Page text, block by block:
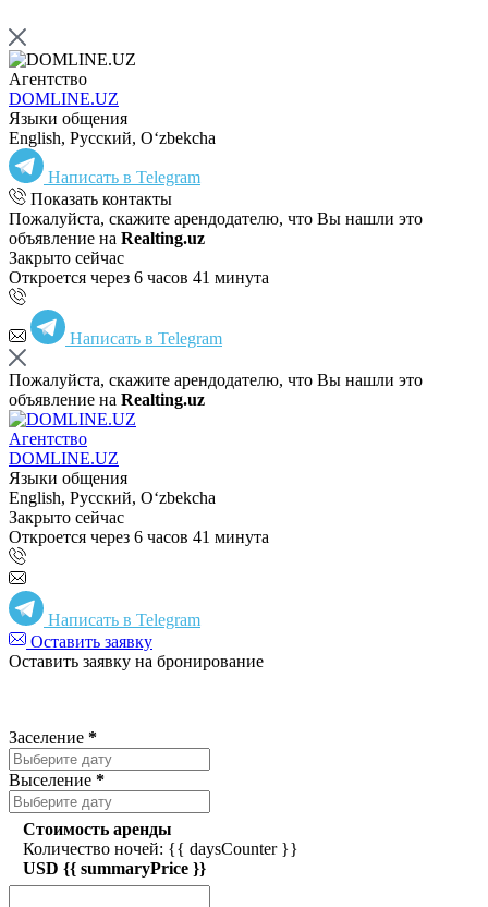
Агентство
DOMLINE.UZ
Языки общения
English, Русский, Oʻzbekcha
Написать в Telegram
Показать контакты
Пожалуйста, скажите арендодателю, что Вы нашли это
объявление на Realting.uz
Закрыто сейчас
Откроется через 6 часов 41 минута
Написать в Telegram
Пожалуйста, скажите арендодателю, что Вы нашли это
объявление на Realting.uz
Агентство
DOMLINE.UZ
Языки общения
English, Русский, Oʻzbekcha
Закрыто сейчас
Откроется через 6 часов 41 минута
Написать в Telegram
Оставить заявку
Оставить заявку на бронирование
Заселение *
Выселение *
Стоимость аренды
Количество ночей: {{ daysCounter }}
USD {{ summaryPrice }}